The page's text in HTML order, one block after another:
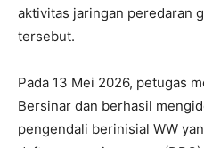
aktivitas jaringan peredaran
tersebut.
Pada 13 Mei 2026, petugas
Bersinar dan berhasil
pengendali berinisial WW